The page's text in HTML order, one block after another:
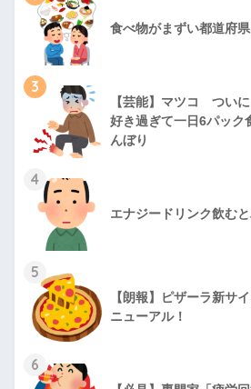
食べ物がまずい都道府
3
【芸能】マツコ つい
好き過ぎて一日6パッ
んぼり
4
エナジードリンク飲む
5
【朗報】ピザーラ新サ
ニューアル！
6